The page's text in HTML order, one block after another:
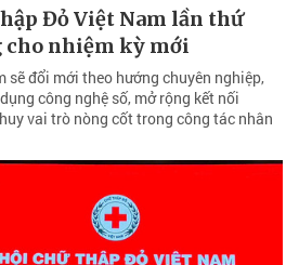
Đỏ Việt Nam lần thứ
nhiệm kỳ mới
sẽ đổi mới theo hướng chuyên nghiệp,
công nghệ số, mở rộng kết nối
vai trò nòng cốt trong công tác nhân